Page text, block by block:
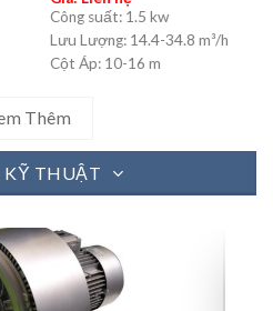
Công suất:1.5 kw
Lưu Lượng:14.4-34.8 m³/h
Cột Áp:10-16 m
Thêm
THUẬT